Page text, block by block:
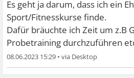
Es geht ja darum, dass ich ein
Sport/Fitnesskurse finde.
Dafür bräuchte ich Zeit um z.B
Probetraining durchzuführen
08.06.2023 15:29 •